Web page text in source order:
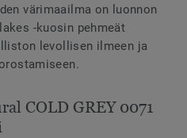
värimaailma on luonnon
-kuosin pehmeät
levollisen ilmeen ja
COLD GREY 0071